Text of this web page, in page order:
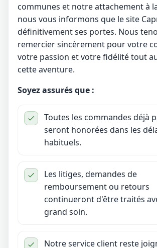
communes et notre attachement à
nous vous informons que le site
définitivement ses portes. Nous
remercier sincèrement pour votre
votre passion et votre fidélité tout
cette aventure.
Soyez assurés que :
Toutes les commandes déjà
seront honorées dans les
habituels.
Les litiges, demandes de
remboursement ou retours
continueront d'être traités
grand soin.
Notre service client reste